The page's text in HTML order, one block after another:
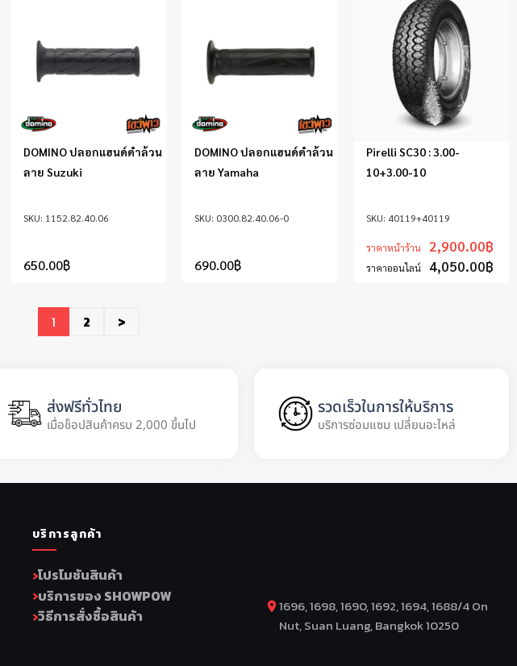
1152.82.40.06
DOMINO ปลอกแฮนด์ดำล้วน
ลาย Suzuki
650.00฿
0300.82.40.06-0
DOMINO ปลอกแฮนด์ดำล้วน
ลาย Yamaha
690.00฿
40119+40119
Pirelli SC30 : 3.00-
10+3.00-10
ราคาหน้าร้าน 2,900.00฿
ราคาออนไลน์ 4,050.00฿
1 2 >
ส่งฟรีทั่วไทย
เมื่อช็อปสินค้าครบ 2,000 ขึ้นไป
รวดเร็วในการให้บริการ
บริการซ่อมแซม เปลี่ยนอะไหล่
บริการลูกค้า
โปรโมชันสินค้า
บริการของ SHOWPOW
วิธีการสั่งซื้อสินค้า
1696, 1698, 1690, 1692, 1694, 1688/4 On
Nut, Suan Luang, Bangkok 10250